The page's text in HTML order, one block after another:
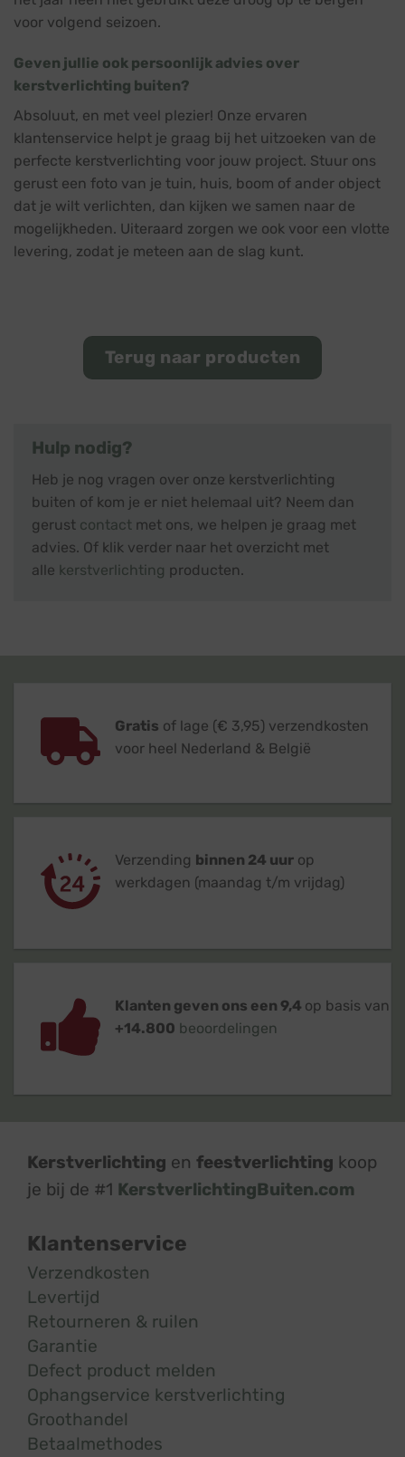
voor volgend seizoen.
Geven jullie ook persoonlijk advies over
kerstverlichting buiten?
Absoluut, en met veel plezier! Onze ervaren
klantenservice helpt je graag bij het uitzoeken van de
perfecte kerstverlichting voor jouw project. Stuur ons
gerust een foto van je tuin, huis, boom of ander object
dat je wilt verlichten, dan kijken we samen naar de
mogelijkheden. Uiteraard zorgen we ook voor een vlotte
levering, zodat je meteen aan de slag kunt.
Terug naar producten
Hulp nodig?
Heb je nog vragen over onze kerstverlichting
buiten of kom je er niet helemaal uit? Neem dan
gerust contact met ons, we helpen je graag met
advies. Of klik verder naar het overzicht met
alle kerstverlichting producten.
Gratis of lage (€ 3,95) verzendkosten
voor heel Nederland & België
Verzending binnen 24 uur op
werkdagen (maandag t/m vrijdag)
Klanten geven ons een 9,4 op basis van
+14.800 beoordelingen
Kerstverlichting en feestverlichting koop
je bij de #1 KerstverlichtingBuiten.com
Klantenservice
Verzendkosten
Levertijd
Retourneren & ruilen
Garantie
Defect product melden
Ophangservice kerstverlichting
Groothandel
Betaalmethodes